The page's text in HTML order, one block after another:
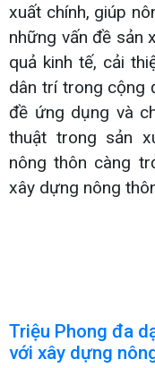
xuất chính, giúp
những vấn đề sản
quả kinh tế, cải
dân trí trong cộng
đề ứng dụng và
thuật trong sản
nông thôn càng
xây dựng nông
Triệu Phong đa
với xây dựng